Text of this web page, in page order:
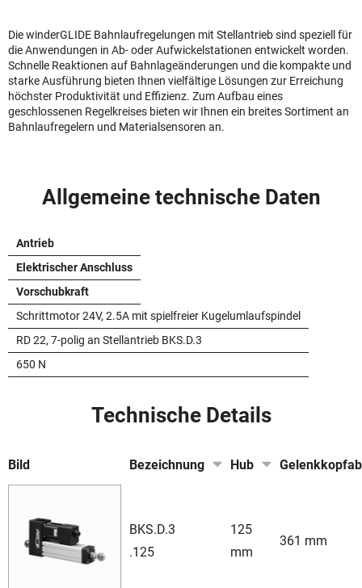
Die winderGLIDE Bahnlaufregelungen mit Stellantrieb sind speziell für
die Anwendungen in Ab- oder Aufwickelstationen entwickelt worden.
Schnelle Reaktionen auf Bahnlageänderungen und die kompakte und
starke Ausführung bieten Ihnen vielfältige Lösungen zur Erreichung
höchster Produktivität und Effizienz. Zum Aufbau eines
geschlossenen Regelkreises bieten wir Ihnen ein breites Sortiment an
Bahnlaufregelern und Materialsensoren an.
Allgemeine technische Daten
Antrieb
Elektrischer Anschluss
Vorschubkraft
Schrittmotor 24V, 2.5A mit spielfreier Kugelumlaufspindel
RD 22, 7-polig an Stellantrieb BKS.D.3
650 N
Technische Details
Bild Bezeichnung Hub
BKS.D.3
.125
125
mm
361 mm